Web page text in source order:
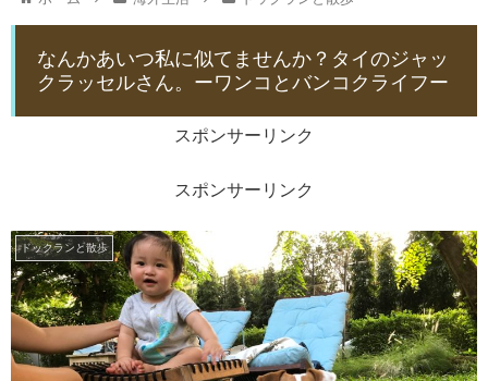
なんかあいつ私に似てませんか？タイのジャッ
クラッセルさん。ーワンコとバンコクライフー
スポンサーリンク
スポンサーリンク
ドックランと散歩